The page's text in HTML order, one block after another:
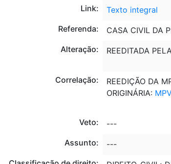
Link:
Texto integral
Referenda:
CASA CIVIL DA
Alteração:
REEDITADA PELA
Correlação:
REEDIÇÃO DA
ORIGINÁRIA:
Veto:
---
Assunto:
---